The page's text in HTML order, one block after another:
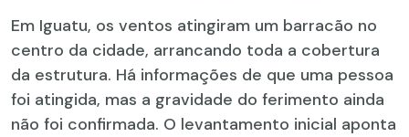
Em Iguatu, os ventos atingiram um barracão no
centro da cidade, arrancando toda a cobertura
da estrutura. Há informações de que uma pessoa
foi atingida, mas a gravidade do ferimento ainda
não foi confirmada. O levantamento inicial aponta